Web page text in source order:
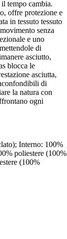
tempo cambia.
offre protezione e
in tessuto tessuto
senza
e uno
di
asciutto,
blocca le
asciutta,
di
la natura con
ogni
Interno: 100%
poliestere (100%
(100%